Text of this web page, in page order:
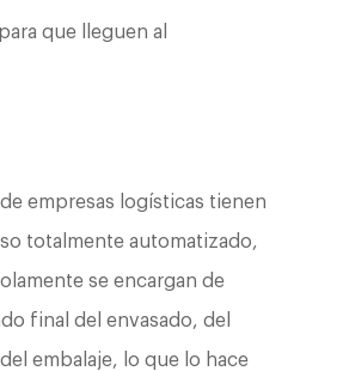
que lleguen al
de empresas logísticas tienen
totalmente automatizado,
se encargan de
final del envasado, del
embalaje, lo que lo hace